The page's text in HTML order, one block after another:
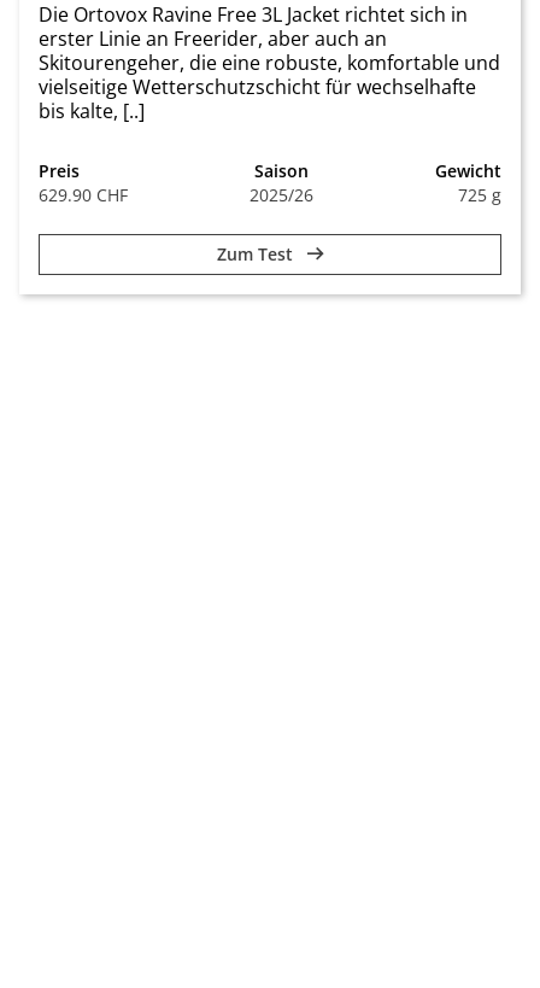
Die Ortovox Ravine Free 3L Jacket richtet sich in
erster Linie an Freerider, aber auch an
Skitourengeher, die eine robuste, komfortable und
vielseitige Wetterschutzschicht für wechselhafte
bis kalte, [..]
Preis
629.90 CHF
Saison
2025/26
Gewicht
725 g
Zum Test